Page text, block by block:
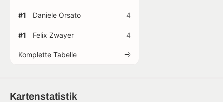
#1 Daniele Orsato 4
#1 Felix Zwayer 4
Komplette Tabelle
Kartenstatistik